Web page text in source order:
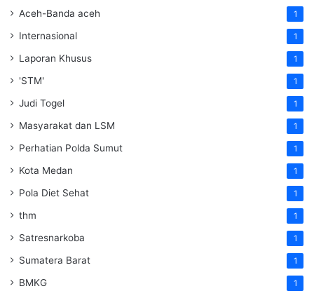
Aceh-Banda aceh 1
Internasional 1
Laporan Khusus 1
'STM' 1
Judi Togel 1
Masyarakat dan LSM 1
Perhatian Polda Sumut 1
Kota Medan 1
Pola Diet Sehat 1
thm 1
Satresnarkoba 1
Sumatera Barat 1
BMKG 1